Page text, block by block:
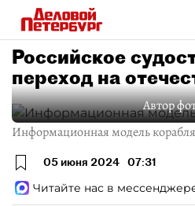
Российское
переход на
Автор
Информационная модель корабля
05 июня 2024 07:31
Читайте нас в